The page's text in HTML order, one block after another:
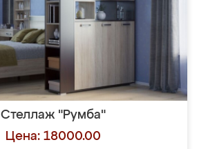
Стеллаж "Румба"
Цена: 18000.00